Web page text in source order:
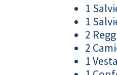
1
1
2
2
1